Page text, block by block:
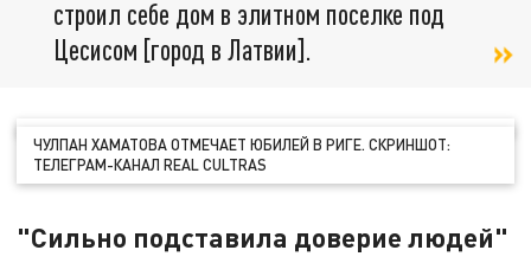
строил себе дом в элитном поселке под
Цесисом [город в Латвии].
ЧУЛПАН ХАМАТОВА ОТМЕЧАЕТ ЮБИЛЕЙ В РИГЕ. СКРИНШОТ:
ТЕЛЕГРАМ-КАНАЛ REAL CULTRAS
"Сильно подставила доверие людей"